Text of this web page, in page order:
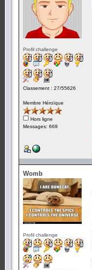
Profil challenge
Classement : 27/55626
Membre Héroïque
Hors ligne
Messages: 669
Womb
Profil challenge